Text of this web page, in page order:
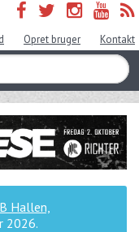
Opret bruger Kontakt
Hallen,
2026.